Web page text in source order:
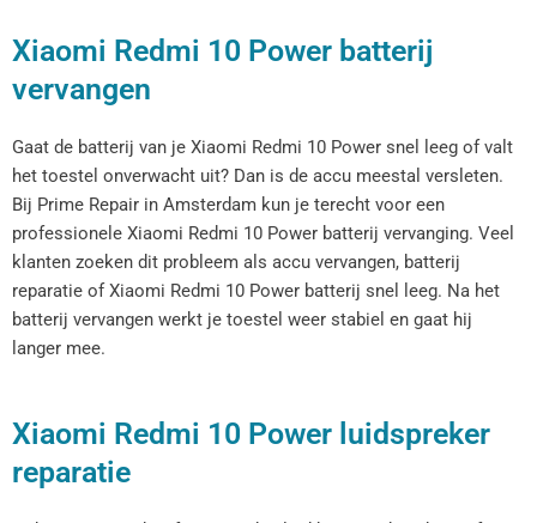
Xiaomi Redmi 10 Power batterij
vervangen
Gaat de batterij van je Xiaomi Redmi 10 Power snel leeg of valt
het toestel onverwacht uit? Dan is de accu meestal versleten.
Bij Prime Repair in Amsterdam kun je terecht voor een
professionele Xiaomi Redmi 10 Power batterij vervanging. Veel
klanten zoeken dit probleem als accu vervangen, batterij
reparatie of Xiaomi Redmi 10 Power batterij snel leeg. Na het
batterij vervangen werkt je toestel weer stabiel en gaat hij
langer mee.
Xiaomi Redmi 10 Power luidspreker
reparatie